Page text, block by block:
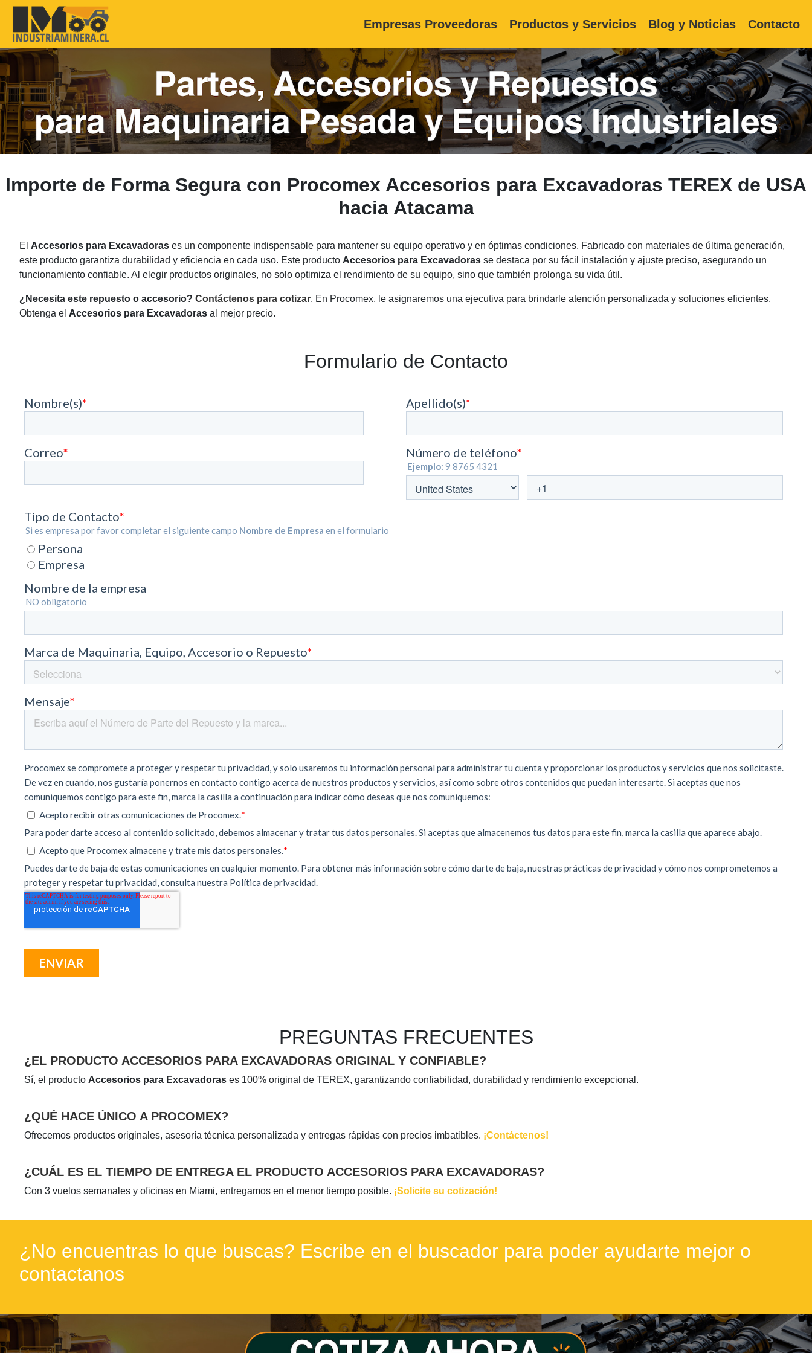
Empresas Proveedoras Productos y Servicios Blog y Noticias Contacto
Importe de Forma Segura con Procomex Accesorios para Excavadoras TEREX de USA
hacia Atacama
El Accesorios para Excavadoras es un componente indispensable para mantener su equipo operativo y en óptimas condiciones. Fabricado con materiales de última generación,
este producto garantiza durabilidad y eficiencia en cada uso. Este producto Accesorios para Excavadoras se destaca por su fácil instalación y ajuste preciso, asegurando un
funcionamiento confiable. Al elegir productos originales, no solo optimiza el rendimiento de su equipo, sino que también prolonga su vida útil.
¿Necesita este repuesto o accesorio? Contáctenos para cotizar. En Procomex, le asignaremos una ejecutiva para brindarle atención personalizada y soluciones eficientes.
Obtenga el Accesorios para Excavadoras al mejor precio.
Formulario de Contacto
PREGUNTAS FRECUENTES
¿EL PRODUCTO ACCESORIOS PARA EXCAVADORAS ORIGINAL Y CONFIABLE?
Sí, el producto Accesorios para Excavadoras es 100% original de TEREX, garantizando confiabilidad, durabilidad y rendimiento excepcional.
¿QUÉ HACE ÚNICO A PROCOMEX?
Ofrecemos productos originales, asesoría técnica personalizada y entregas rápidas con precios imbatibles. ¡Contáctenos!
¿CUÁL ES EL TIEMPO DE ENTREGA EL PRODUCTO ACCESORIOS PARA EXCAVADORAS?
Con 3 vuelos semanales y oficinas en Miami, entregamos en el menor tiempo posible. ¡Solicite su cotización!
¿No encuentras lo que buscas? Escribe en el buscador para poder ayudarte mejor o
contactanos